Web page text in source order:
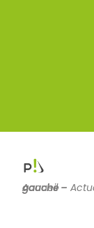
Accueil–
CACES® R.485 Bordeaux rive gauche